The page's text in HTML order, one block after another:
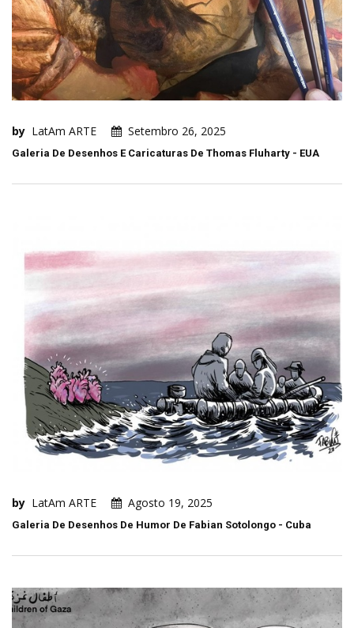
by LatAm ARTE Setembro 26, 2025
Galeria De Desenhos E Caricaturas De Thomas Fluharty - EUA
by LatAm ARTE Agosto 19, 2025
Galeria De Desenhos De Humor De Fabian Sotolongo - Cuba